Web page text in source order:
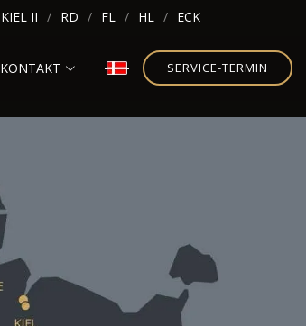
KIEL II RD FL HL ECK
KONTAKT SERVICE-TERMIN